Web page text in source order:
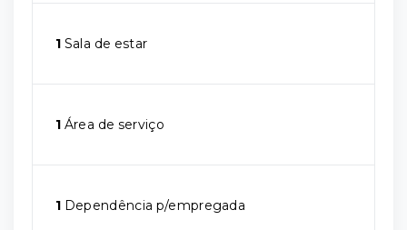
1 Sala de estar
1 Área de serviço
1 Dependência p/empregada